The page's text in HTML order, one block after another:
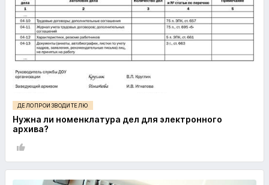
ДЕЛОПРОИЗВОДИТЕЛЮ
Нужна ли номенклатура дел для электронного
архива?